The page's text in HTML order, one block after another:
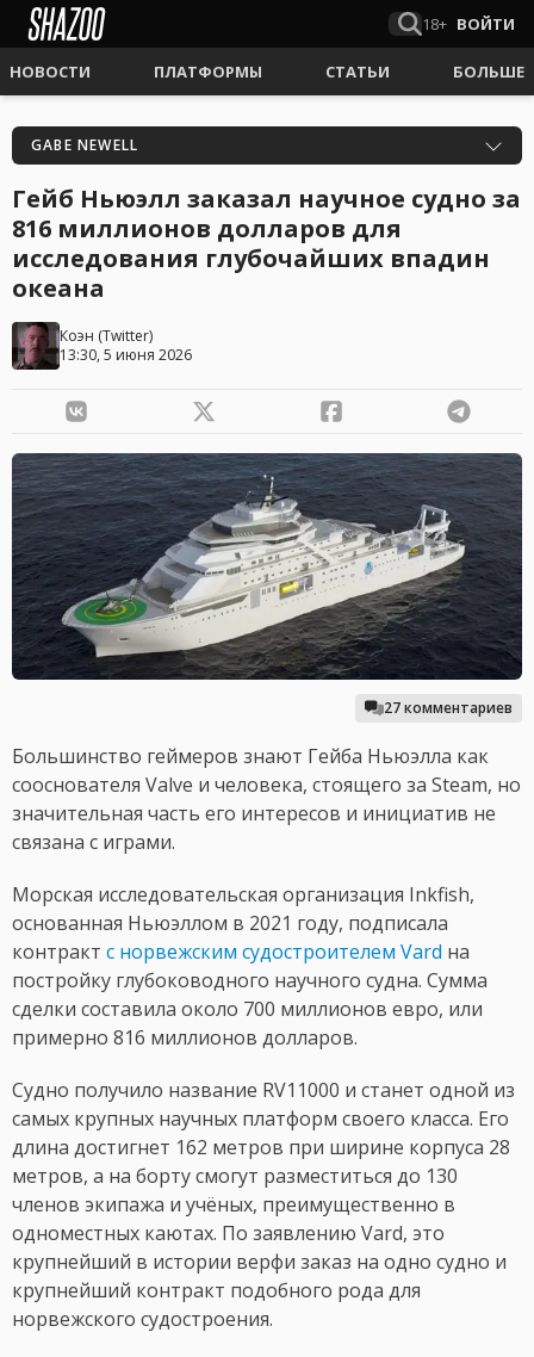
18+ ВОЙТИ
НОВОСТИ ПЛАТФОРМЫ СТАТЬИ БОЛЬШЕ
GABE NEWELL
Гейб Ньюэлл заказал научное судно за
816 миллионов долларов для
исследования глубочайших впадин
океана
Коэн (Twitter)
13:30, 5 июня 2026
27 комментариев
Большинство геймеров знают Гейба Ньюэлла как
сооснователя Valve и человека, стоящего за Steam, но
значительная часть его интересов и инициатив не
связана с играми.
Морская исследовательская организация Inkfish,
основанная Ньюэллом в 2021 году, подписала
контракт с норвежским судостроителем Vard на
постройку глубоководного научного судна. Сумма
сделки составила около 700 миллионов евро, или
примерно 816 миллионов долларов.
Судно получило название RV11000 и станет одной из
самых крупных научных платформ своего класса. Его
длина достигнет 162 метров при ширине корпуса 28
метров, а на борту смогут разместиться до 130
членов экипажа и учёных, преимущественно в
одноместных каютах. По заявлению Vard, это
крупнейший в истории верфи заказ на одно судно и
крупнейший контракт подобного рода для
норвежского судостроения.